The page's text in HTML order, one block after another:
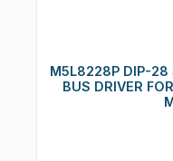
M5L8228P DIP-28
BUS DRIVER